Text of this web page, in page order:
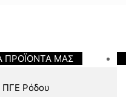
ΠΡΟΪΟΝΤΑ ΜΑΣ
ΠΓΕ Ρόδου